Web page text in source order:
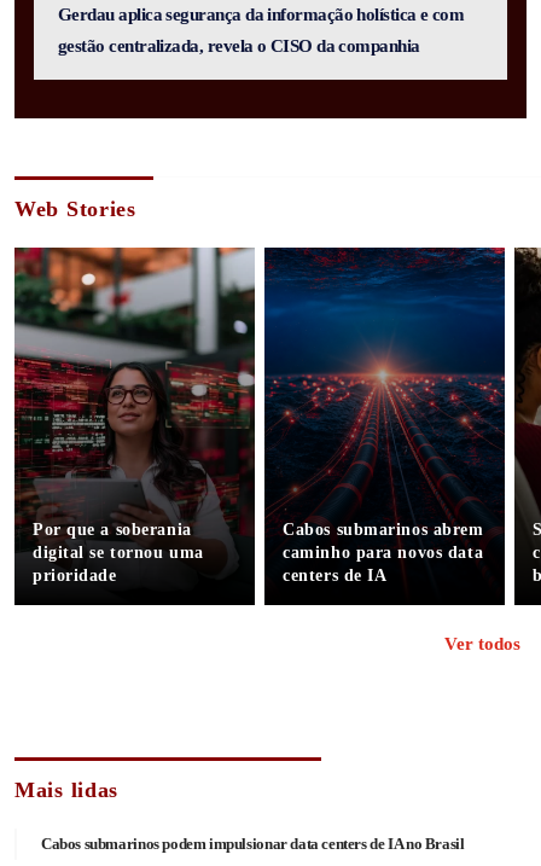
Gerdau aplica segurança da informação holística e com
gestão centralizada, revela o CISO da companhia
Web Stories
Por que a soberania
digital se tornou uma
prioridade
Cabos submarinos abrem
caminho para novos data
centers de IA
Ver todos
Mais lidas
Cabos submarinos podem impulsionar data centers de IA no Brasil